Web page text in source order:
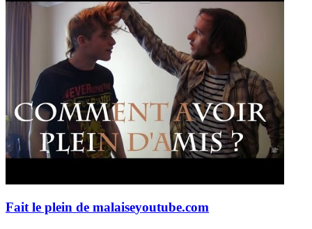
Fait le plein de malaiseyoutube.com